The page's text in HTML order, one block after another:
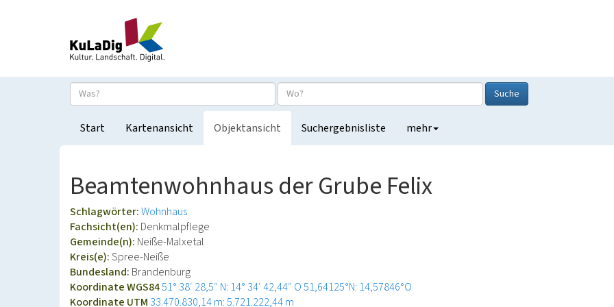
Suche
Start Kartenansicht Objektansicht Suchergebnisliste mehr
Beamtenwohnhaus der Grube Felix
Schlagwörter:Wohnhaus
Fachsicht(en): Denkmalpflege
Gemeinde(n): Neiße-Malxetal
Kreis(e):Spree-Neiße
Bundesland: Brandenburg
Koordinate WGS8451° 38′ 28,5″ N: 14° 34′ 42,44″ O51,64125°N: 14,57846°O
Koordinate UTM 33.470.830,14 m: 5.721.222,44 m